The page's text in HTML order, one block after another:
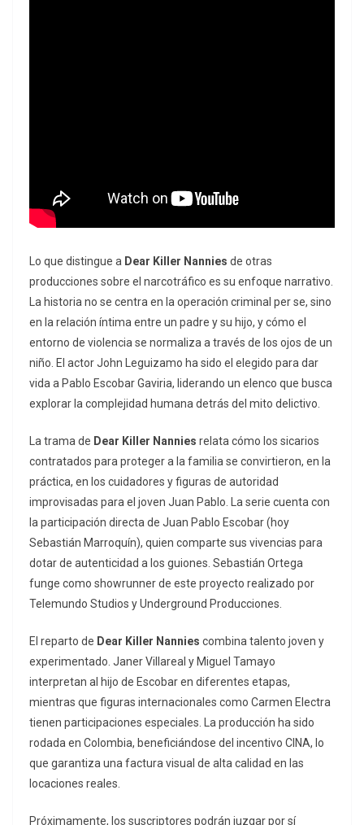
Lo que distingue a Dear Killer Nannies de otras
producciones sobre el narcotráfico es su enfoque narrativo.
La historia no se centra en la operación criminal per se, sino
en la relación íntima entre un padre y su hijo, y cómo el
entorno de violencia se normaliza a través de los ojos de un
niño. El actor John Leguizamo ha sido el elegido para dar
vida a Pablo Escobar Gaviria, liderando un elenco que busca
explorar la complejidad humana detrás del mito delictivo.
La trama de Dear Killer Nannies relata cómo los sicarios
contratados para proteger a la familia se convirtieron, en la
práctica, en los cuidadores y figuras de autoridad
improvisadas para el joven Juan Pablo. La serie cuenta con
la participación directa de Juan Pablo Escobar (hoy
Sebastián Marroquín), quien comparte sus vivencias para
dotar de autenticidad a los guiones. Sebastián Ortega
funge como showrunnerde este proyecto realizado por
Telemundo Studios y Underground Producciones.
El reparto de Dear Killer Nannies combina talento joven y
experimentado. Janer Villareal y Miguel Tamayo
interpretan al hijo de Escobar en diferentes etapas,
mientras que figuras internacionales como Carmen Electra
tienen participaciones especiales. La producción ha sido
rodada en Colombia, beneficiándose del incentivo CINA, lo
que garantiza una factura visual de alta calidad en las
locaciones reales.
Próximamente, los suscriptores podrán juzgar por sí